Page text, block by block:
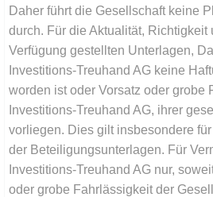
Daher führt die Gesellschaft keine
durch. Für die Aktualität,
Verfügung gestellten Unterlagen,
Investitions-Treuhand AG keine
worden ist oder Vorsatz oder
Investitions-Treuhand AG, ihrer
vorliegen. Dies gilt insbesondere
der Beteiligungsunterlagen. Für
Investitions-Treuhand AG nur,
oder grobe Fahrlässigkeit der